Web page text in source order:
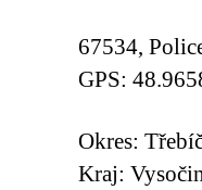
67534,
GPS:
Okres:
Kraj: